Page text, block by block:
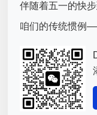
伴随着五一的快
咱们的传统惯例